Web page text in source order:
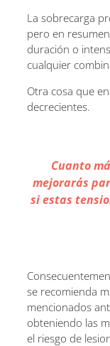
La sobrecarga
pero en
duración o
cualquier
Otra cosa que
decrecientes.
Cuanto
mejorarás
si estas
se recomienda
mencionados
obteniendo las
el riesgo de